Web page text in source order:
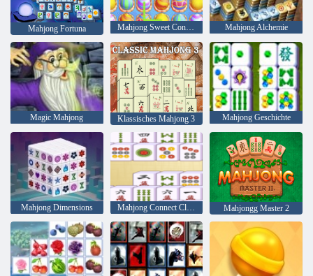
Mahjong Fortuna Mahjong Sweet Connection Ostern Mahjong Alchemie
Magic Mahjong Klassisches Mahjong 3 Mahjong Geschichte
Mahjong Dimensions Mahjong Connect Classic Mahjongg Master 2